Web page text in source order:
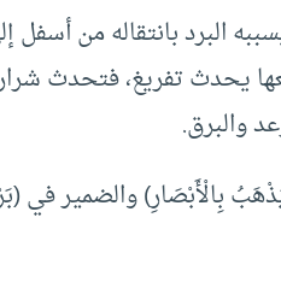
البرد بانتقاله من أسفل
يحدث تفريغ، فتحدث
والبرق.
بِالْأَبْصَارِ) والضمير في